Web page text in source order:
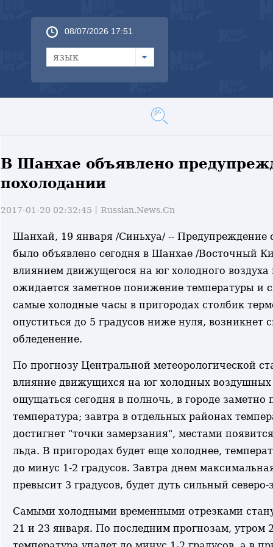
08/07/2026 17:51
язык
В Шанхае объявлено
похолодании
2017-01-20 02:32:45丨 Russian.News.Cn
Шанхай, 19 января /Синьхуа/ -- Предупреждение
было объявлено сегодня в Шанхае /Восточный
влиянием движущегося на юг холодного воздуха
ожидается заметное понижение температуры и
самые холодные часы в пригородах столбик
опуститься до 5 градусов ниже нуля, возникнет
обледенение.
По прогнозу Центральной метеорологической
влияние движущихся на юг холодных воздушных
ощущаться сегодня в полночь, в городе заметно
температура; завтра в отдельных районах
достигнет "точки замерзания", местами
льда. В пригородах будет еще холоднее,
до минус 1-2 градусов. Завтра днем
превысит 3 градусов, будет дуть сильный
Самыми холодными временными отрезками
21 и 23 января. По последним прогнозам, утром